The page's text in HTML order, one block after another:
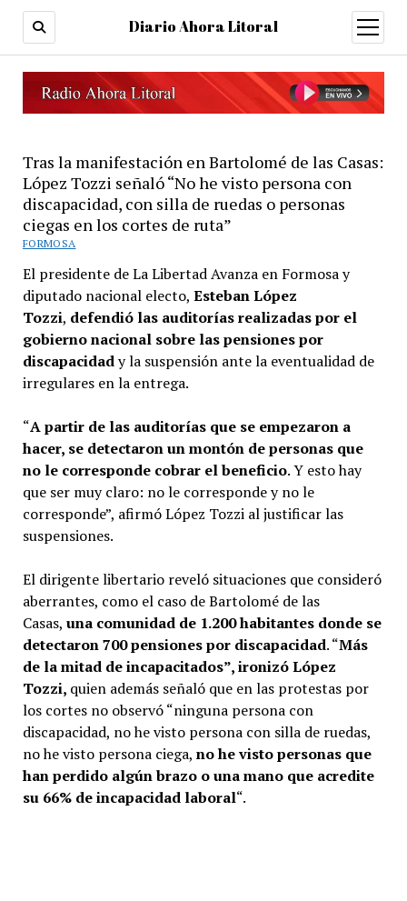
Diario Ahora Litoral
open
menu
Tras la manifestación en Bartolomé de las Casas:
López Tozzi señaló “No he visto persona con
discapacidad, con silla de ruedas o personas
ciegas en los cortes de ruta”
FORMOSA
El presidente de La Libertad Avanza en Formosa y
diputado nacional electo, Esteban López
Tozzi, defendió las auditorías realizadas por el
gobierno nacional sobre las pensiones por
discapacidady la suspensión ante la eventualidad de
irregulares en la entrega.
“A partir de las auditorías que se empezaron a
hacer, se detectaron un montón de personas que
no le corresponde cobrar el beneficio. Y esto hay
que ser muy claro: no le corresponde y no le
corresponde”, afirmó López Tozzi al justificar las
suspensiones.
El dirigente libertario reveló situaciones que consideró
aberrantes, como el caso de Bartolomé de las
Casas, una comunidad de 1.200 habitantes donde se
detectaron 700 pensiones por discapacidad. “Más
de la mitad de incapacitados”, ironizó López
Tozzi, quien además señaló que en las protestas por
los cortes no observó “ninguna persona con
discapacidad, no he visto persona con silla de ruedas,
no he visto persona ciega, no he visto personas que
han perdido algún brazo o una mano que acredite
su 66% de incapacidad laboral“.